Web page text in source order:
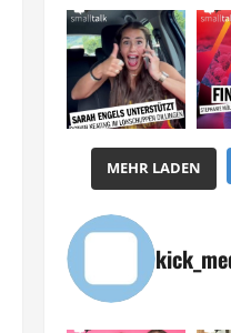
MEHR LADEN